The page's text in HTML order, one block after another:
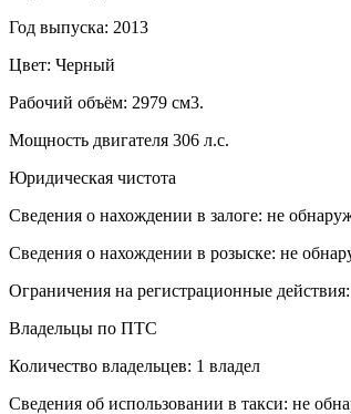
Год выпуска: 2013
Цвет: Черный
Рабочий объём: 2979 см3.
Мощность двигателя 306 л.с.
Юридическая чистота
Сведения о нахождении в залоге: не
Сведения о нахождении в розыске: не
Ограничения на регистрационные
Владельцы по ПТС
Количество владельцев: 1 владел
Сведения об использовании в такси: не